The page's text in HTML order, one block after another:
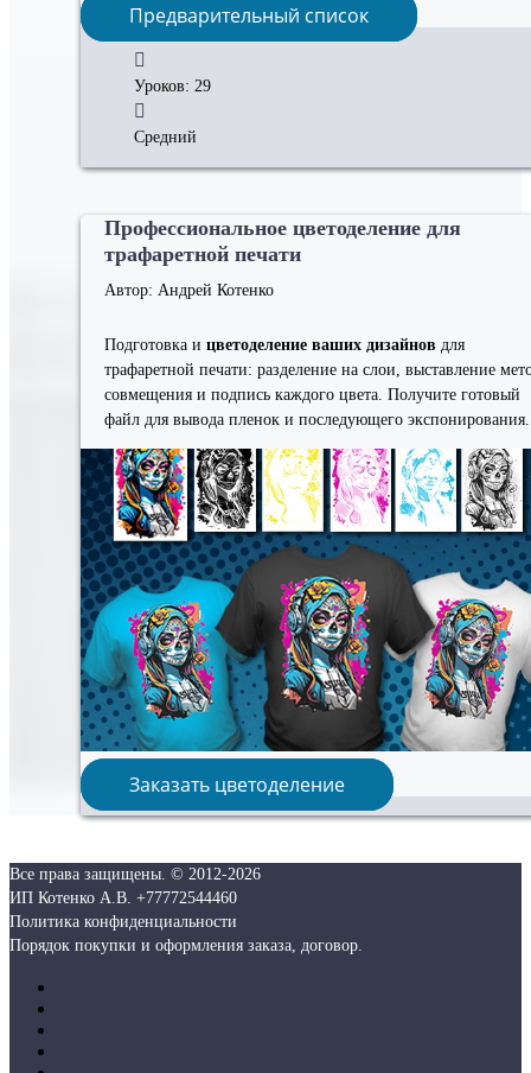
Уроков: 29
Средний
Предварительный список
Профессиональное цветоделение для
трафаретной печати
Автор: Андрей Котенко
Подготовка и цветоделение ваших дизайнов для
трафаретной печати: разделение на слои, выставление
совмещения и подпись каждого цвета. Получите готовый
файл для вывода пленок и последующего экспонирования.
Заказать цветоделение
Все права защищены. © 2012-2026
ИП Котенко А.В. +77772544460
Политика конфиденциальности
Порядок покупки и оформления заказа, договор.